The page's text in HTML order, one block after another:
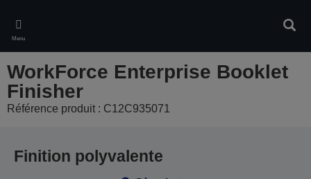
main
content
Menu
WorkForce Enterprise Booklet
Finisher
Référence produit : C12C935071
Finition polyvalente